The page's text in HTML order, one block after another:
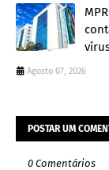
Agosto 07, 2026
POSTAR UM
0 Comentários